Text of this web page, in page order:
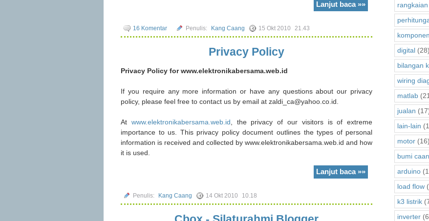
Lanjut baca »»
16 Komentar Penulis: Kang Caang 15 Okt 2010 21.43
Privacy Policy
Privacy Policy for www.elektronikabersama.web.id
If you require any more information or have any questions about our privacy
policy, please feel free to contact us by email at zaldi_ca@yahoo.co.id.
At www.elektronikabersama.web.id , the privacy of our visitors is of extreme
importance to us. This privacy policy document outlines the types of personal
information is received and collected by www.elektronikabersama.web.id and how
it is used.
Lanjut baca »»
Penulis: Kang Caang 14 Okt 2010 10.18
rangkaian
komponen
digital(28)
bilangan
wiring
matlab
jualan
lain-lain
motor(16)
bumi
arduino
load flow
k3 listrik
inverter